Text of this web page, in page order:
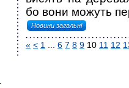
бо вони можуть
Новини загальні
« < 1 6 7 8 9 10 11 12